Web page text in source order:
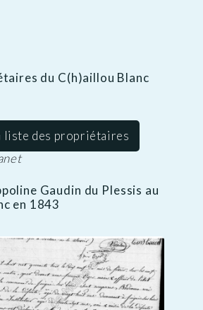
du C(h)aillou Blanc
liste des propriétaires
Gaudin du Plessis au
en 1843